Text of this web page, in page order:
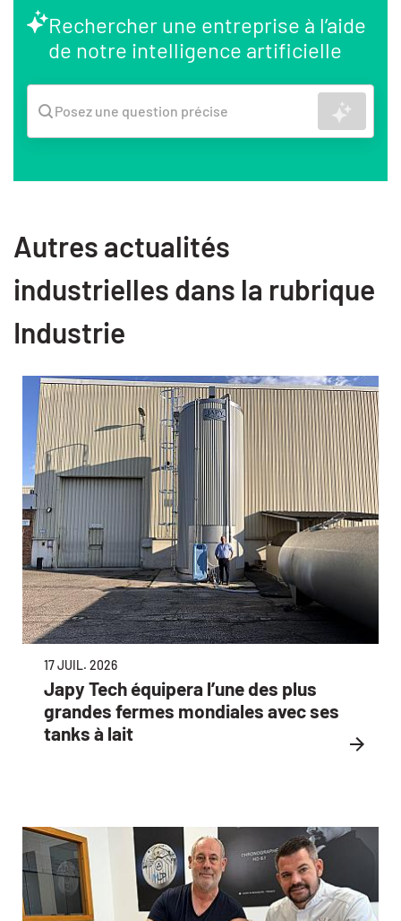
Rechercher une entreprise à l’aide
de notre intelligence artificielle
Posez une question précise
Autres actualités
industrielles dans la rubrique
Industrie
17 JUIL. 2026
Japy Tech équipera l’une des plus
grandes fermes mondiales avec ses
tanks à lait